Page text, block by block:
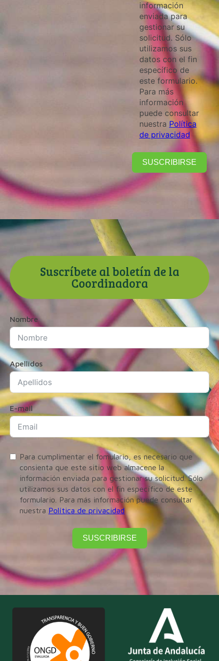
información
enviada para
gestionar su
solicitud. Sólo
utilizamos sus
datos con el fin
específico de
este formulario.
Para más
información
puede consultar
nuestra Política
de privacidad
SUSCRIBIRSE
Suscríbete al boletín de la
Coordinadora
Nombre
Apellidos
E-mail
Para cumplimentar el fomulario, es necesario que
consienta que este sitio web almacene la
información enviada para gestionar su solicitud. Sólo
utilizamos sus datos con el fin específico de este
formulario. Para más información puede consultar
nuestra Política de privacidad
SUSCRIBIRSE